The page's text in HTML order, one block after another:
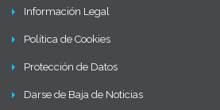
Información Legal
Política de Cookies
Protección de Datos
Darse de Baja de Noticias